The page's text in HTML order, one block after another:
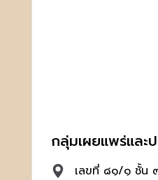
กลุ่มเผยแพร่และ
เลขที่ ๘๑/๑ ชั้น